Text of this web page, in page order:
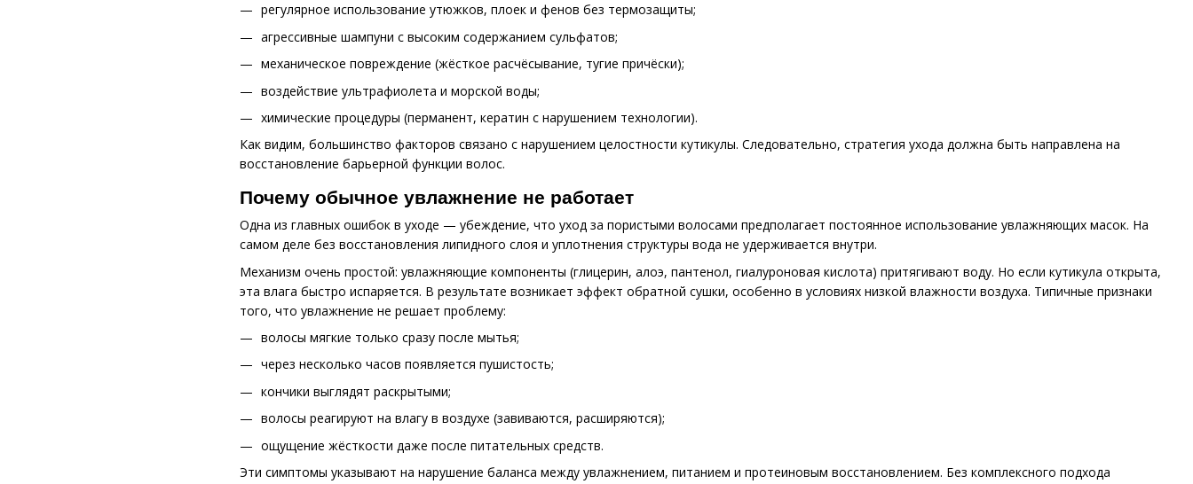
регулярное использование утюжков, плоек и фенов без термозащиты;
агрессивные шампуни с высоким содержанием сульфатов;
механическое повреждение (жёсткое расчёсывание, тугие причёски);
воздействие ультрафиолета и морской воды;
химические процедуры (перманент, кератин с нарушением технологии).
Как видим, большинство факторов связано с нарушением целостности кутикулы. Следовательно, стратегия ухода должна быть направлена на
восстановление барьерной функции волос.
Почему обычное увлажнение не работает
Одна из главных ошибок в уходе — убеждение, что уход за пористыми волосами предполагает постоянное использование увлажняющих масок. На
самом деле без восстановления липидного слоя и уплотнения структуры вода не удерживается внутри.
Механизм очень простой: увлажняющие компоненты (глицерин, алоэ, пантенол, гиалуроновая кислота) притягивают воду. Но если кутикула открыта,
эта влага быстро испаряется. В результате возникает эффект обратной сушки, особенно в условиях низкой влажности воздуха. Типичные признаки
того, что увлажнение не решает проблему:
волосы мягкие только сразу после мытья;
через несколько часов появляется пушистость;
кончики выглядят раскрытыми;
волосы реагируют на влагу в воздухе (завиваются, расширяются);
ощущение жёсткости даже после питательных средств.
Эти симптомы указывают на нарушение баланса между увлажнением, питанием и протеиновым восстановлением. Без комплексного подхода